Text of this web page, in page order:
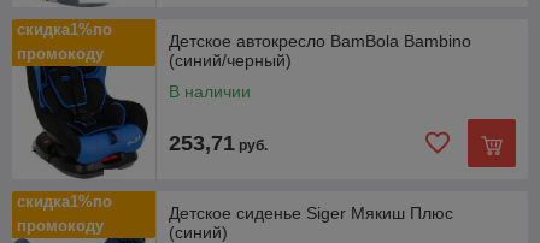
скидка1%по
промокоду
Детское автокресло BamBola Bambino
(синий/черный)
В наличии
253,71 руб.
скидка1%по
промокоду
Детское сиденье Siger Мякиш Плюс
(синий)